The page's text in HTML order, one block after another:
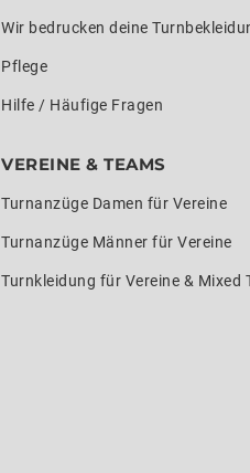
Wir bedrucken deine
Pflege
Hilfe / Häufige Fragen
VEREINE & TEAMS
Turnanzüge Damen für Vereine
Turnanzüge Männer für Vereine
Turnkleidung für Vereine & Mixed